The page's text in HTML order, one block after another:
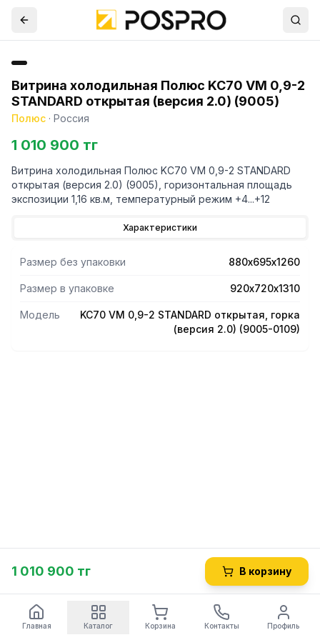
Витрина холодильная Полюс KC70 VM 0,9-2
STANDARD открытая (версия 2.0) (9005)
Полюс · Россия
1 010 900 тг
Витрина холодильная Полюс KC70 VM 0,9-2 STANDARD
открытая (версия 2.0) (9005), горизонтальная площадь
экспозиции 1,16 кв.м, температурный режим +4...+12
Характеристики
Размер без упаковки 880х695х1260
Размер в упаковке 920х720х1310
Модель
KC70 VM 0,9-2 STANDARD открытая, горка
(версия 2.0) (9005-0109)
1 010 900 тг В корзину
Главная Каталог Корзина Контакты Профиль